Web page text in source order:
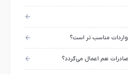
مناسب تر است؟
هم اعمال می‌گردد؟